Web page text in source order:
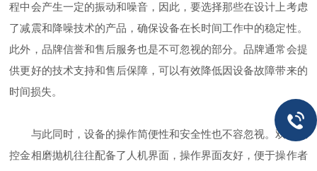
程中会产生一定的振动和噪音，因此，要选择那些在设计上考虑
了减震和降噪技术的产品，确保设备在长时间工作中的稳定性。
此外，品牌信誉和售后服务也是不可忽视的部分。品牌通常会提
供更好的技术支持和售后保障，可以有效降低因设备故障带来的
时间损失。
与此同时，设备的操作简便性和安全性也不容忽视。双盘双
控金相磨抛机往往配备了人机界面，操作界面友好，便于操作者